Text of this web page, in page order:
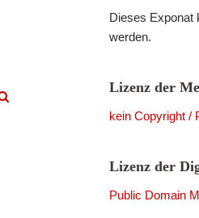
Dieses Exponat
werden.
Lizenz der
kein Copyright /
Lizenz der
Public Domain